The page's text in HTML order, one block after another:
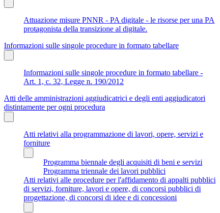
Attuazione misure PNNR - PA digitale - le risorse per una PA
protagonista della transizione al digitale.
Informazioni sulle singole procedure in formato tabellare
Informazioni sulle singole procedure in formato tabellare -
Art. 1, c. 32, Legge n. 190/2012
Atti delle amministrazioni aggiudicatrici e degli enti aggiudicatori
distintamente per ogni procedura
Atti relativi alla programmazione di lavori, opere, servizi e
forniture
Programma biennale degli acquisiti di beni e servizi
Programma triennale dei lavori pubblici
Atti relativi alle procedure per l'affidamento di appalti pubblici
di servizi, forniture, lavori e opere, di concorsi pubblici di
progettazione, di concorsi di idee e di concessioni